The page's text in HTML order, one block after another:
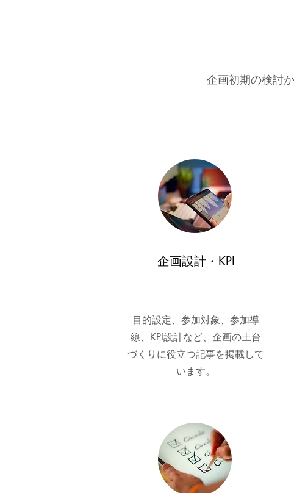
企画初期の検討
企画設計・KPI
目的設定、参加対象、参加導
線、KPI設計など、企画の土台
づくりに役立つ記事を掲載して
います。